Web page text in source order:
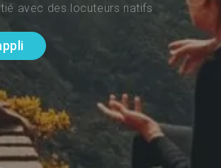
avec des locuteurs natifs